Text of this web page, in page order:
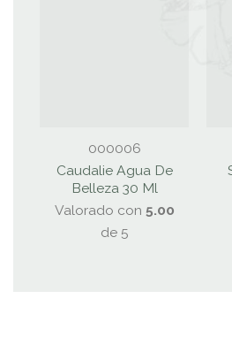
000006
Caudalie Agua De
Belleza 30 Ml
Valorado con 5.00
de 5